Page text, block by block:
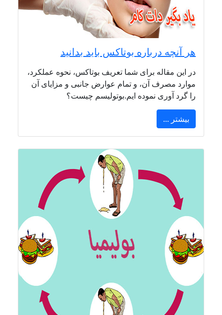
هر آنچه درباره بوتاکس باید بدانید
در این مقاله برای شما تعریف بوتاکس، نحوه عملکرد،
موارد مصرف آن، و تمام عوارض جانبی و مزایای آن
را گرد آوری نموده ایم.بوتولیسم چیست؟
بیشتر ...